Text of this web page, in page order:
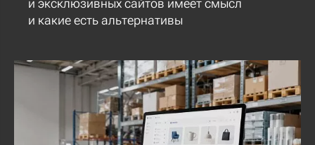
и эксклюзивных сайтов имеет смысл
и какие есть альтернативы